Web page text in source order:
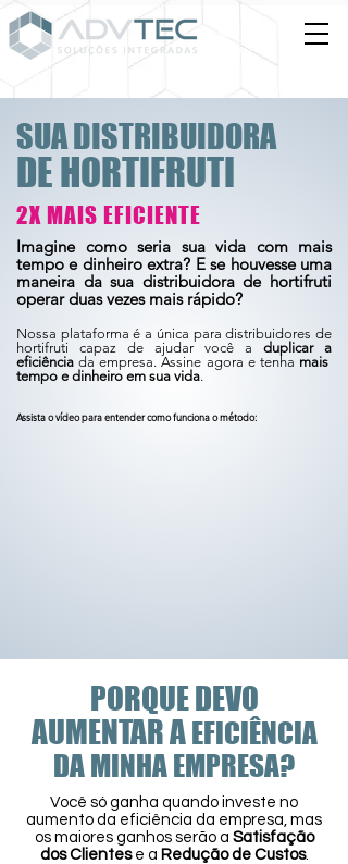
SUA DISTRIBUIDORA
DE HORTIFRUTI
2X MAIS EFICIENTE
Imagine como seria sua vida com mais
tempo e dinheiro extra? E se houvesse uma
maneira da sua distribuidora de hortifruti
operar duas vezes mais rápido?
Nossa plataforma é a única para distribuidores de
hortifruti capaz de ajudar você a duplicar a
eficiência da empresa. Assine agora e tenha mais
tempo e dinheiro em sua vida.
Assista o vídeo para entender como funciona o método:
PORQUE DEVO
AUMENTAR AEFICIÊNCIA
DA MINHA EMPRESA?
Você só ganha quando investe no
aumento da eficiência da empresa, mas
os maiores ganhos serão a Satisfação
dos Clientes e a Redução de Custos.